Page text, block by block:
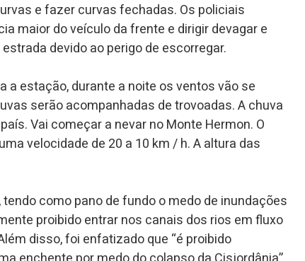
e fazer curvas fechadas. Os policiais
maior do veículo da frente e dirigir devagar e
devido ao perigo de escorregar.
a estação, durante a noite os ventos vão se
serão acompanhadas de trovoadas. A chuva
Vai começar a nevar no Monte Hermon. O
velocidade de 20 a 10 km / h. A altura das
como pano de fundo o medo de inundações
proibido entrar nos canais dos rios em fluxo
disso, foi enfatizado que “é proibido